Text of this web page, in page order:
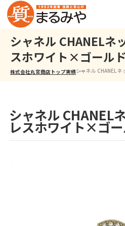
シャネル CHANELネ
スホワイト×ゴールド
株式会社丸宮商店トップ⁩実績シャネル CHANEL
シャネル CHANEL
レスホワイト×ゴ